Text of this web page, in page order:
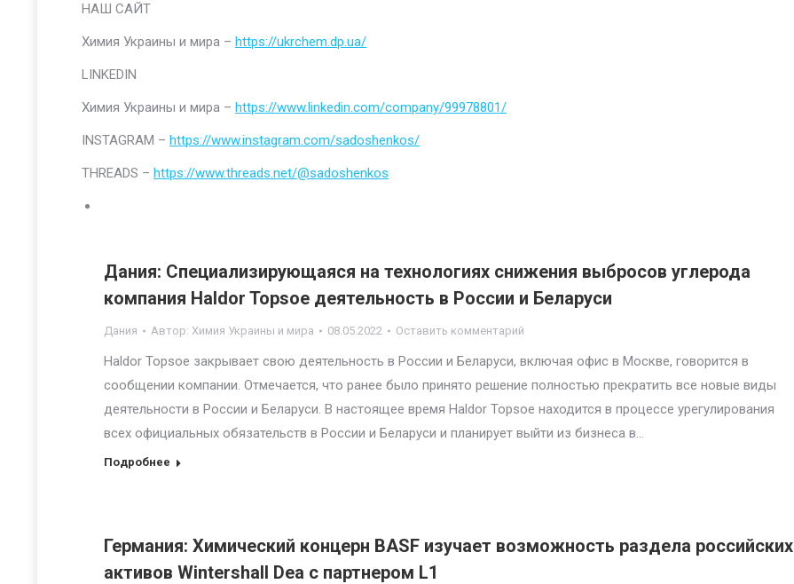
НАШ САЙТ
Химия Украины и мира – https://ukrchem.dp.ua/
LINKEDIN
Химия Украины и мира – https://www.linkedin.com/company/99978801/
INSTAGRAM – https://www.instagram.com/sadoshenkos/
THREADS – https://www.threads.net/@sadoshenkos
Дания: Специализирующаяся на технологиях снижения выбросов углерода
компания Haldor Topsoe деятельность в России и Беларуси
Дания Автор: Химия Украины и мира 08.05.2022 Оставить комментарий
Haldor Topsoe закрывает свою деятельность в России и Беларуси, включая офис в Москве, говорится в
сообщении компании. Отмечается, что ранее было принято решение полностью прекратить все новые виды
деятельности в России и Беларуси. В настоящее время Haldor Topsoe находится в процессе урегулирования
всех официальных обязательств в России и Беларуси и планирует выйти из бизнеса в…
Подробнее
Германия: Химический концерн BASF изучает возможность раздела российских
активов Wintershall Dea с партнером L1